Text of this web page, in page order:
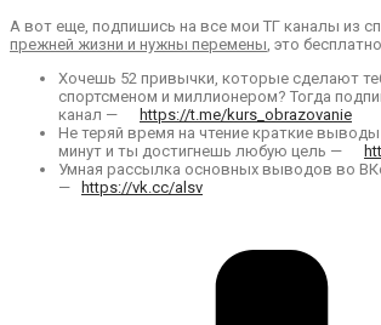
А вот еще, подпишись на все мои ТГ каналы из
прежней жизни и нужны перемены , это
Хочешь 52 привычки, которые сделают
спортсменом и миллионером? Тогда
канал —
https://t.me/kurs_obrazovanie
Не теряй время на чтение краткие выводы
минут и ты достигнешь любую цель —
Умная рассылка основных выводов во
—
https://vk.cc/alsv